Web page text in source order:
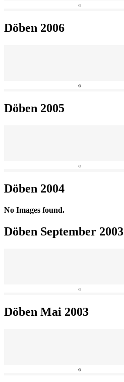
«
Döben 2006
«
Döben 2005
«
Döben 2004
No Images found.
Döben September 2003
«
Döben Mai 2003
«